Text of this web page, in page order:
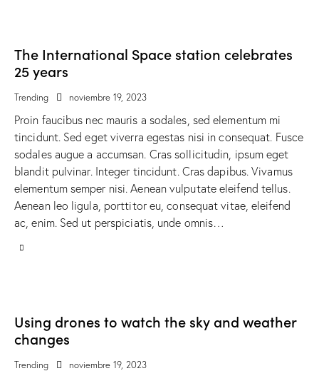
The International Space station celebrates
25 years
Trending noviembre 19, 2023
Proin faucibus nec mauris a sodales, sed elementum mi
tincidunt. Sed eget viverra egestas nisi in consequat. Fusce
sodales augue a accumsan. Cras sollicitudin, ipsum eget
blandit pulvinar. Integer tincidunt. Cras dapibus. Vivamus
elementum semper nisi. Aenean vulputate eleifend tellus.
Aenean leo ligula, porttitor eu, consequat vitae, eleifend
ac, enim. Sed ut perspiciatis, unde omnis…
Using drones to watch the sky and weather
changes
Trending noviembre 19, 2023